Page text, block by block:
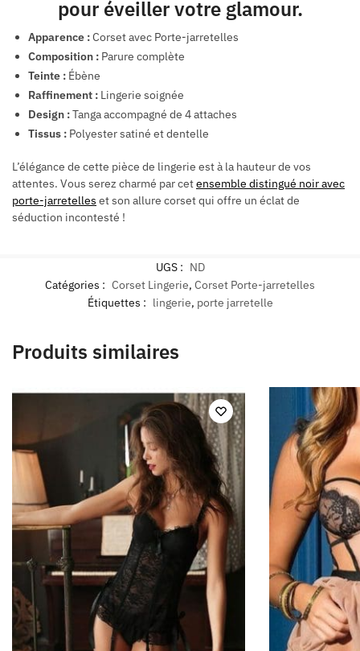
pour éveiller votre glamour.
Apparence :Corset avec Porte-jarretelles
Composition : Parure complète
Teinte : Ébène
Raffinement : Lingerie soignée
Design :Tanga accompagné de 4 attaches
Tissus : Polyester satiné et dentelle
L’élégance de cette pièce de lingerie est à la hauteur de vos
attentes. Vous serez charmé par cetensemble distingué noir avec
porte-jarretelles et son allure corset qui offre un éclat de
séduction incontesté !
UGS : ND
Catégories : Corset Lingerie, Corset Porte-jarretelles
Étiquettes : lingerie, porte jarretelle
Produits similaires